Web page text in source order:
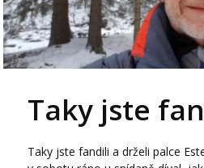
Taky jste
Taky jste fandili a drželi palce